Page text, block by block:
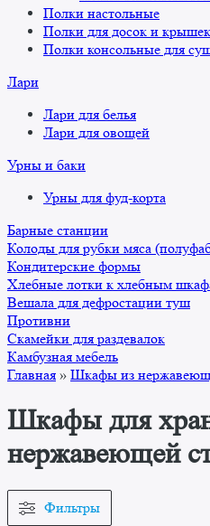
Полки настольные
Полки для досок и крышек
Полки консольные для
Лари
Лари для белья
Лари для овощей
Урны и баки
Урны для фуд-корта
Барные станции
Колоды для рубки мяса
Кондитерские формы
Хлебные лотки к хлебным
Вешала для дефростации туш
Противни
Скамейки для раздевалок
Камбузная мебель
Главная » Шкафы из
Шкафы для
нержавеющей
Фильтры